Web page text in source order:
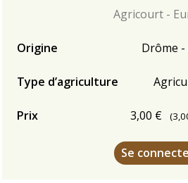
Agricourt -
Origine Drôme -
Type d’agriculture
Prix 3,00 € (
Se